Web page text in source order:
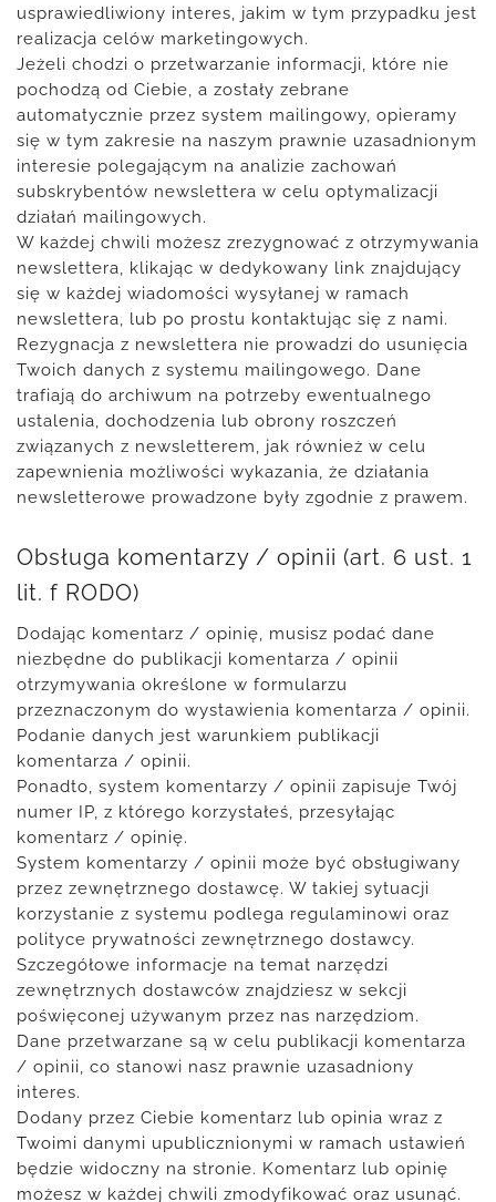
usprawiedliwiony interes, jakim w tym przypadku jest
realizacja celów marketingowych.
Jeżeli chodzi o przetwarzanie informacji, które nie
pochodzą od Ciebie, a zostały zebrane
automatycznie przez system mailingowy, opieramy
się w tym zakresie na naszym prawnie uzasadnionym
interesie polegającym na analizie zachowań
subskrybentów newslettera w celu optymalizacji
działań mailingowych.
W każdej chwili możesz zrezygnować z otrzymywania
newslettera, klikając w dedykowany link znajdujący
się w każdej wiadomości wysyłanej w ramach
newslettera, lub po prostu kontaktując się z nami.
Rezygnacja z newslettera nie prowadzi do usunięcia
Twoich danych z systemu mailingowego. Dane
trafiają do archiwum na potrzeby ewentualnego
ustalenia, dochodzenia lub obrony roszczeń
związanych z newsletterem, jak również w celu
zapewnienia możliwości wykazania, że działania
newsletterowe prowadzone były zgodnie z prawem.
Obsługa komentarzy / opinii (art. 6 ust. 1
lit. f RODO)
Dodając komentarz / opinię, musisz podać dane
niezbędne do publikacji komentarza / opinii
otrzymywania określone w formularzu
przeznaczonym do wystawienia komentarza / opinii.
Podanie danych jest warunkiem publikacji
komentarza / opinii.
Ponadto, system komentarzy / opinii zapisuje Twój
numer IP, z którego korzystałeś, przesyłając
komentarz / opinię.
System komentarzy / opinii może być obsługiwany
przez zewnętrznego dostawcę. W takiej sytuacji
korzystanie z systemu podlega regulaminowi oraz
polityce prywatności zewnętrznego dostawcy.
Szczegółowe informacje na temat narzędzi
zewnętrznych dostawców znajdziesz w sekcji
poświęconej używanym przez nas narzędziom.
Dane przetwarzane są w celu publikacji komentarza
/ opinii, co stanowi nasz prawnie uzasadniony
interes.
Dodany przez Ciebie komentarz lub opinia wraz z
Twoimi danymi upublicznionymi w ramach ustawień
będzie widoczny na stronie. Komentarz lub opinię
możesz w każdej chwili zmodyfikować oraz usunąć.